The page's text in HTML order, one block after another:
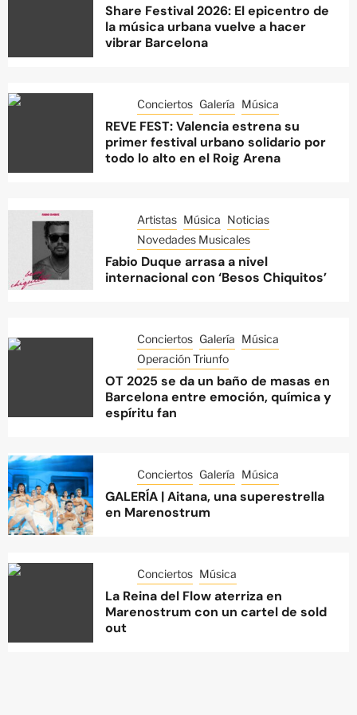
Share Festival 2026: El epicentro de
la música urbana vuelve a hacer
vibrar Barcelona
Conciertos Galería Música
REVE FEST: Valencia estrena su
primer festival urbano solidario por
todo lo alto en el Roig Arena
Artistas Música Noticias
Novedades Musicales
Fabio Duque arrasa a nivel
internacional con ‘Besos Chiquitos’
Conciertos Galería Música
Operación Triunfo
OT 2025 se da un baño de masas en
Barcelona entre emoción, química y
espíritu fan
Conciertos Galería Música
GALERÍA | Aitana, una superestrella
en Marenostrum
Conciertos Música
La Reina del Flow aterriza en
Marenostrum con un cartel de sold
out